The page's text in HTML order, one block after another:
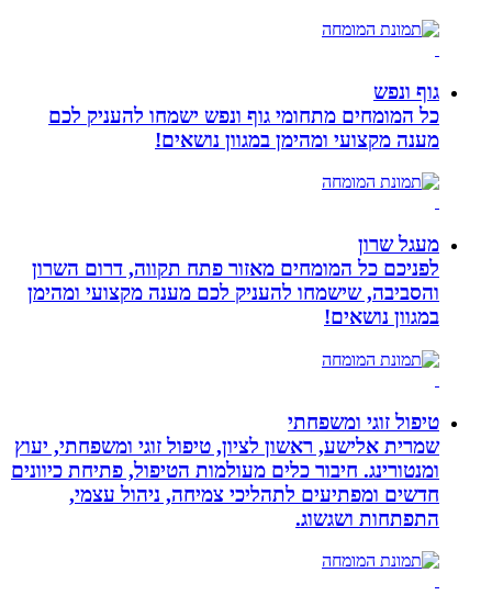
גוף ונפש
כל המומחים מתחומי גוף ונפש ישמחו להעניק לכם
מענה מקצועי ומהימן במגוון נושאים!
מעגל שרון
לפניכם כל המומחים מאזור פתח תקווה, דרום השרון
והסביבה, שישמחו להעניק לכם מענה מקצועי ומהימן
במגוון נושאים!
טיפול זוגי ומשפחתי
שמרית אלישע, ראשון לציון, טיפול זוגי ומשפחתי, יעוץ
ומנטורינג. חיבור כלים מעולמות הטיפול, פתיחת כיוונים
חדשים ומפתיעים לתהליכי צמיחה, ניהול עצמי,
התפתחות ושגשוג.